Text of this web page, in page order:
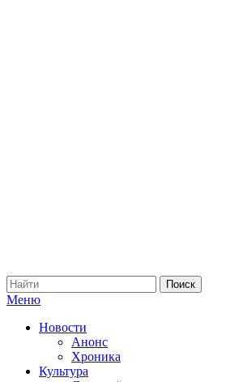
Меню
Новости
Анонс
Хроника
Культура